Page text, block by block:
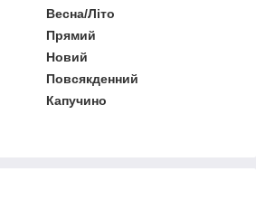
Весна/Літо
Прямий
Новий
Повсякденний
Капучино